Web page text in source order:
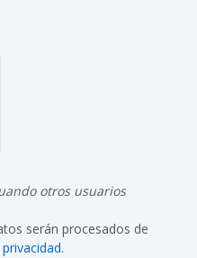
otros usuarios
serán procesados de
.